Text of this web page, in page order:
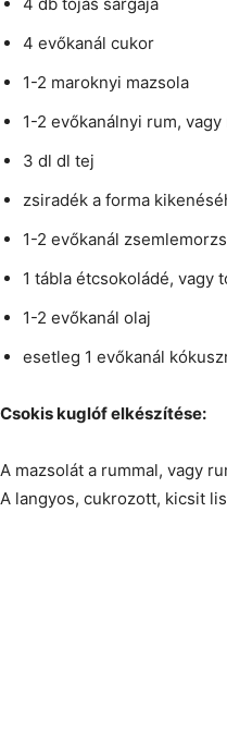
4 evőkanál cukor
1-2 maroknyi mazsola
1-2 evőkanálnyi rum,
3 dl dl tej
zsiradék a forma
1-2 evőkanál
1 tábla étcsokoládé, vagy
1-2 evőkanál olaj
esetleg 1 evőkanál
Csokis kuglóf elkészítése:
A mazsolát a rummal, vagy
A langyos, cukrozott, kicsit